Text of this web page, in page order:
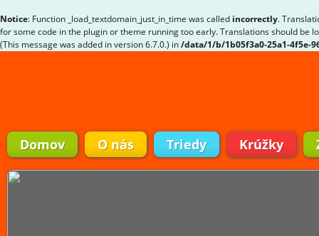
Notice: Function _load_textdomain_just_in_time was called incorrectly.
for some code in the plugin or theme running too early. Translations should be
(This message was added in version 6.7.0.) in/data/1/b/1b05f3a0-25a1-4f5e-
Domov O nás Triedy Krúžky